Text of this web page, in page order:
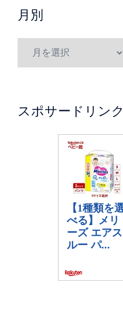
月別
スポサードリンク